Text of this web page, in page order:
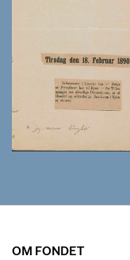
OM FONDET